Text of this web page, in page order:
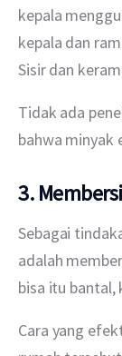
kepala
kepala dan
Sisir dan
Tidak ada
bahwa minyak
3.
Sebagai
adalah
bisa itu bantal,
Cara yang